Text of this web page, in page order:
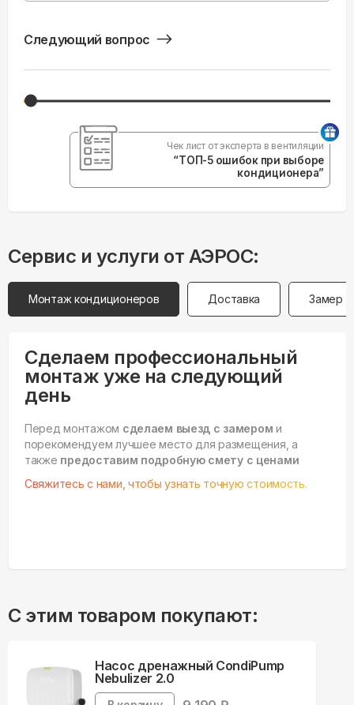
Следующий вопрос
Чек лист от эксперта в вентиляции
“ТОП-5 ошибок при выборе
кондиционера”
Сервис и услуги от АЭРОС:
Монтаж кондиционеров Доставка Замер
Сделаем профессиональный
монтаж уже на следующий
день
Перед монтажом сделаем выезд с замером и
порекомендуем лучшее место для размещения, а
также предоставим подробную смету с ценами
Свяжитесь с нами, чтобы узнать точную стоимость.
С этим товаром покупают:
Насос дренажный CondiPump
Nebulizer 2.0